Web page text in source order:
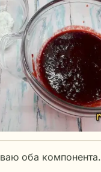
оба компонента.